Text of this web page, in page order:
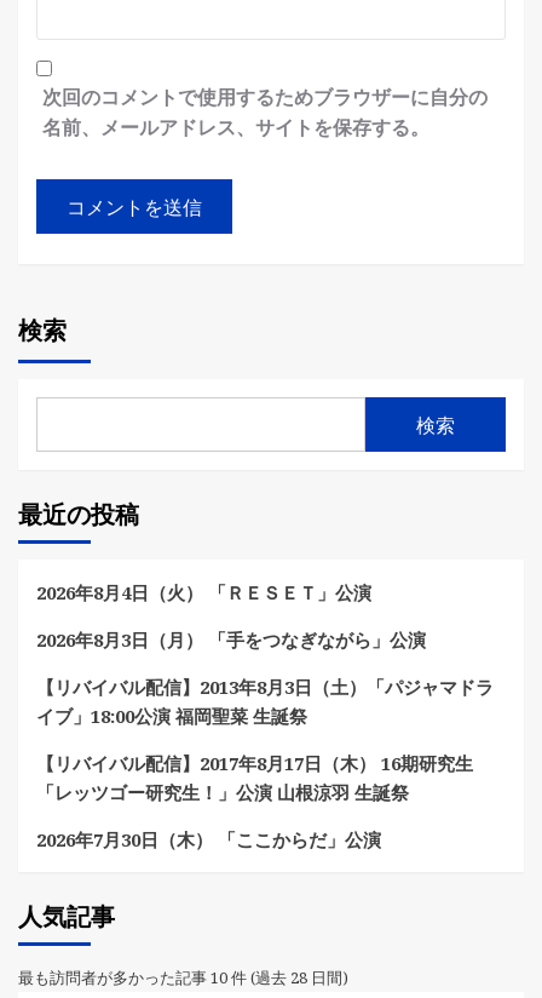
次回のコメントで使用するためブラウザーに自分の
名前、メールアドレス、サイトを保存する。
検索
検索
最近の投稿
2026年8月4日（火） 「ＲＥＳＥＴ」公演
2026年8月3日（月） 「手をつなぎながら」公演
【リバイバル配信】2013年8月3日（土）「パジャマドラ
イブ」18:00公演 福岡聖菜 生誕祭
【リバイバル配信】2017年8月17日（木） 16期研究生
「レッツゴー研究生！」公演 山根涼羽 生誕祭
2026年7月30日（木） 「ここからだ」公演
人気記事
最も訪問者が多かった記事 10 件 (過去 28 日間)